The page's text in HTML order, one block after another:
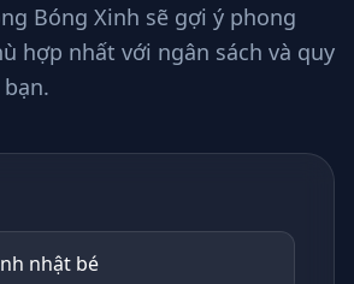
Bóng Xinh sẽ gợi ý phong
hợp nhất với ngân sách và quy